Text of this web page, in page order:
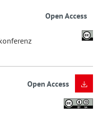
Open Access
Open Access